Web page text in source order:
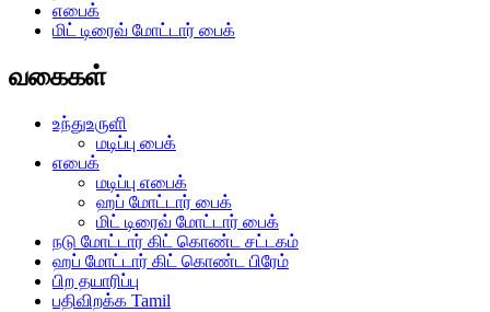
எபைக்
மிட் டிரைவ் மோட்டார் பைக்
வகைகள்
உந்துஉருளி
மடிப்பு பைக்
எபைக்
மடிப்பு எபைக்
ஹப் மோட்டார் பைக்
மிட் டிரைவ் மோட்டார் பைக்
நடு மோட்டார் கிட் கொண்ட சட்டகம்
ஹப் மோட்டார் கிட் கொண்ட பிரேம்
பிற தயாரிப்பு
பதிவிறக்க Tamil